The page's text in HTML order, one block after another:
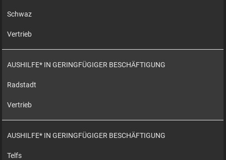
Schwaz
Vertrieb
AUSHILFE* IN GERINGFÜGIGER BESCHÄFTIGUNG
Radstadt
Vertrieb
AUSHILFE* IN GERINGFÜGIGER BESCHÄFTIGUNG
Telfs